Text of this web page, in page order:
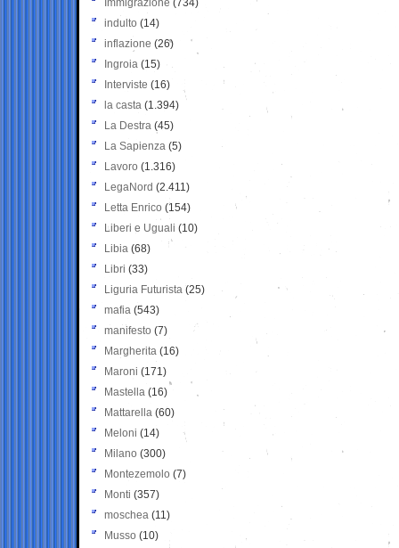
Immigrazione (734)
indulto (14)
inflazione (26)
Ingroia (15)
Interviste (16)
la casta (1.394)
La Destra (45)
La Sapienza (5)
Lavoro (1.316)
LegaNord (2.411)
Letta Enrico (154)
Liberi e Uguali (10)
Libia (68)
Libri (33)
Liguria Futurista (25)
mafia (543)
manifesto (7)
Margherita (16)
Maroni (171)
Mastella (16)
Mattarella (60)
Meloni (14)
Milano (300)
Montezemolo (7)
Monti (357)
moschea (11)
Musso (10)